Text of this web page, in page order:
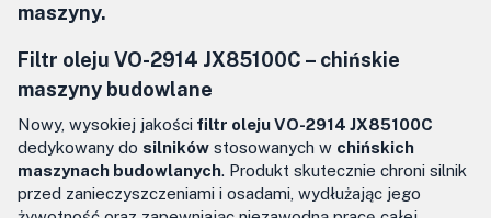
maszyny.
Filtr oleju VO-2914 JX85100C – chińskie
maszyny budowlane
Nowy, wysokiej jakości filtr oleju VO-2914 JX85100C
dedykowany do silników stosowanych w chińskich
maszynach budowlanych. Produkt skutecznie chroni silnik
przed zanieczyszczeniami i osadami, wydłużając jego